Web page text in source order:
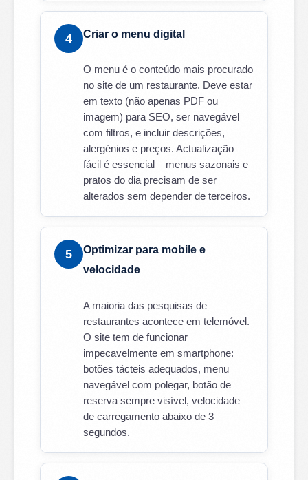
4 Criar o menu digital
O menu é o conteúdo mais procurado
no site de um restaurante. Deve estar
em texto (não apenas PDF ou
imagem) para SEO, ser navegável
com filtros, e incluir descrições,
alergénios e preços. Actualização
fácil é essencial – menus sazonais e
pratos do dia precisam de ser
alterados sem depender de terceiros.
5
Optimizar para mobile e
velocidade
A maioria das pesquisas de
restaurantes acontece em telemóvel.
O site tem de funcionar
impecavelmente em smartphone:
botões tácteis adequados, menu
navegável com polegar, botão de
reserva sempre visível, velocidade
de carregamento abaixo de 3
segundos.